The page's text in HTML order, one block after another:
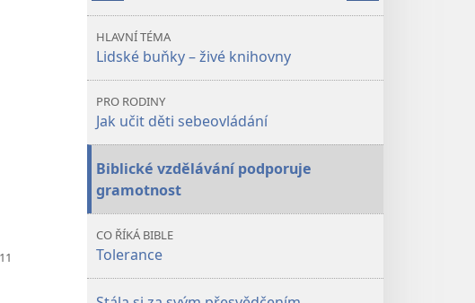
buňky –buňky –
HLAVNÍ TÉMA
Lidské buňky – živé knihovny
PRO RODINY
Jak učit děti sebeovládání
Biblické vzdělávání podporuje
gramotnost
CO ŘÍKÁ BIBLE
Tolerance